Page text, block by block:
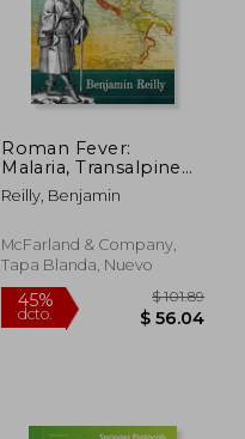
Roman Fever:
Malaria, Transalpine
Travelers and the
Eternal City (en
Reilly, Benjamin
McFarland & Company,
Tapa Blanda, Nuevo